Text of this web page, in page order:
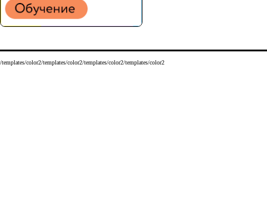
/templates/color2/templates/color2/templates/color2/templates/color2